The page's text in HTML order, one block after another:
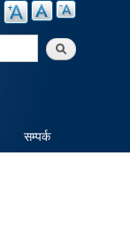
सम्पर्क